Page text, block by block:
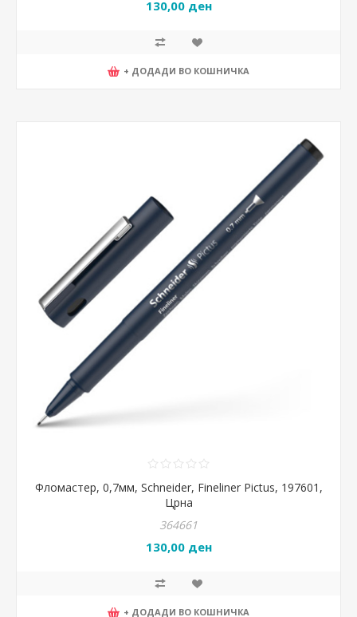
130,00 ден
+ ДОДАДИ ВО КОШНИЧКА
Фломастер, 0,7мм, Schneider, Fineliner Pictus, 197601,
Црна
364661
130,00 ден
+ ДОДАДИ ВО КОШНИЧКА